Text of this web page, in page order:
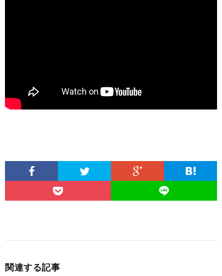
関連する記事